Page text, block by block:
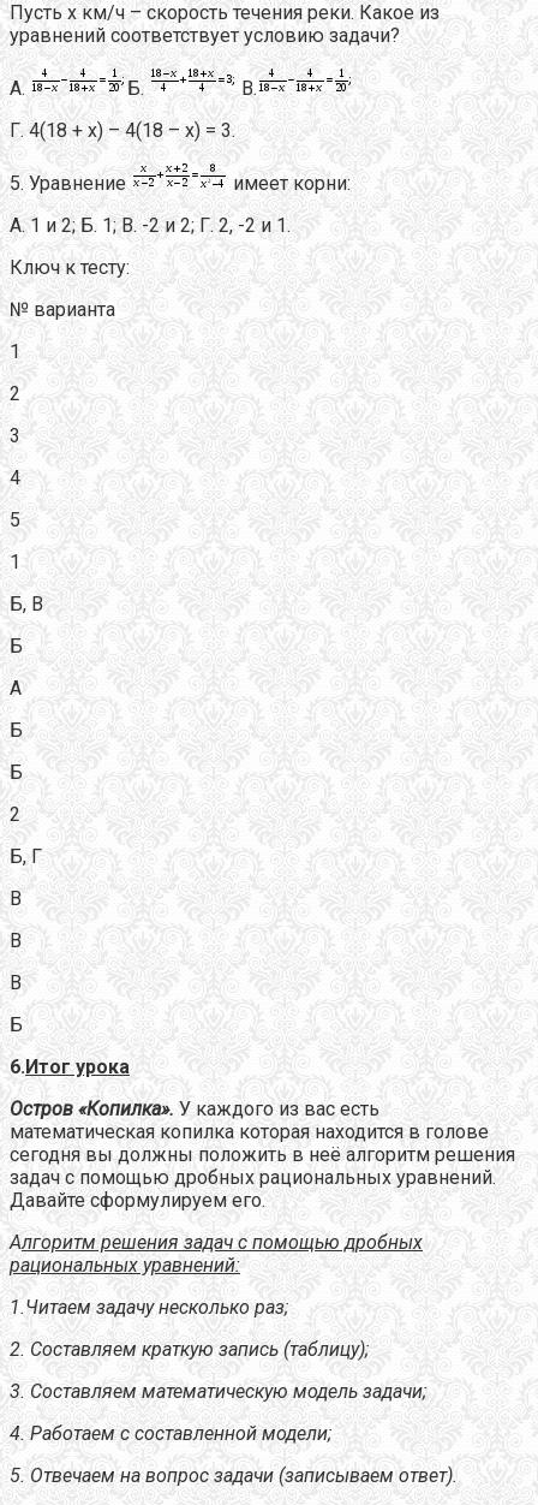
Пусть х км/ч – скорость течения реки. Какое из
уравнений соответствует условию задачи?
А. Б.
В.
Г. 4(18 + х) – 4(18 – х) = 3.
5. Уравнение
имеет корни:
А. 1 и 2; Б. 1; В. -2 и 2; Г. 2, -2 и 1.
Ключ к тесту:
№ варианта
1
2
3
4
5
1
Б, В
Б
А
Б
Б
2
Б, Г
В
В
В
Б
6.Итог урока
Остров «Копилка». У каждого из вас есть
математическая копилка которая находится в голове
сегодня вы должны положить в неё алгоритм решения
задач с помощью дробных рациональных уравнений.
Давайте сформулируем его.
Алгоритм решения задач с помощью дробных
рациональных уравнений:
1.Читаем задачу несколько раз;
2. Составляем краткую запись (таблицу);
3. Составляем математическую модель задачи;
4. Работаем с составленной модели;
5. Отвечаем на вопрос задачи (записываем ответ).